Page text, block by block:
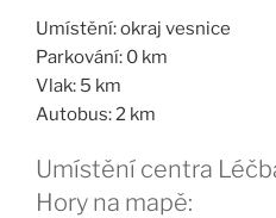
Umístění: okraj vesnice
Parkování: 0 km
Vlak: 5 km
Autobus: 2 km
Umístění centra
Hory na mapě: